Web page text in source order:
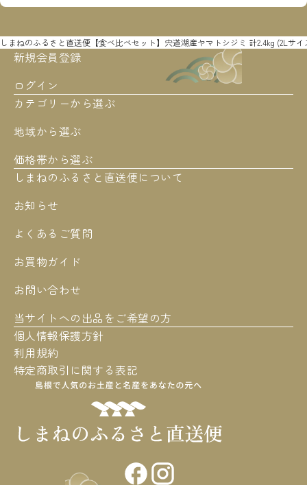
しまねのふるさと直送便 【食べ比べセット】宍道湖産ヤマトシジミ 計2.4kg (2Lサ
カテゴリーから選ぶ
地域から選ぶ
価格帯から選ぶ
新規会員登録
ログイン
しまねのふるさと直送便について
お知らせ
よくあるご質問
お買物ガイド
お問い合わせ
当サイトへの出品をご希望の方
個人情報保護方針
利用規約
特定商取引に関する表記